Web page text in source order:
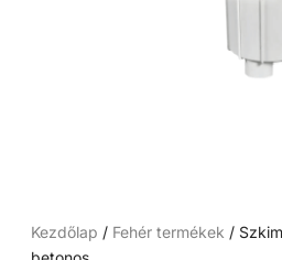
Kezdőlap / Fehér termékek /